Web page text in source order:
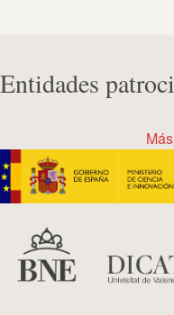
Entidades